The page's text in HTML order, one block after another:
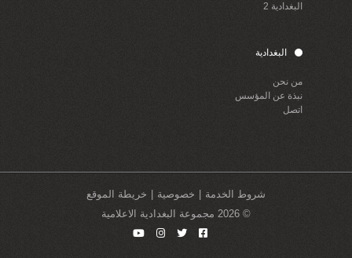
البغدادية 2
البغدادية
من نحن
نبذة عن المؤسس
اتصل
شروط الخدمة خصوصية
خريطة الموقع
© 2026 مجموعة البغدادية الاعلامية